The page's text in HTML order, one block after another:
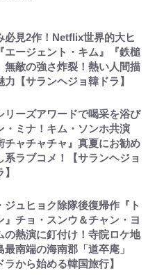
必見2作！Netflix世界的大ヒ
エージェント・キム』『鉄槌
無敵の強さ炸裂！熱い人間描
力【サランヘジョ韓ドラ】
リーズアワードで喝采を浴び
・ミナ！キム・ソンホ共演
チャチャチャ』真夏にお勧め
系ラブコメ！【サランヘジョ
ジュヒョク除隊後復帰作『ト
』チョ・スンウ＆チャン・ヨ
の熱演に釘付け！寺院ロケ地
最南端の海南郡「道卒庵」
ラから始める韓国旅行】